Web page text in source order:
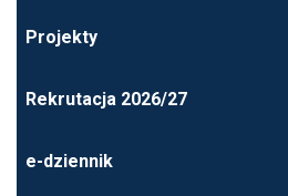
Projekty
Rekrutacja 2026/27
e-dziennik